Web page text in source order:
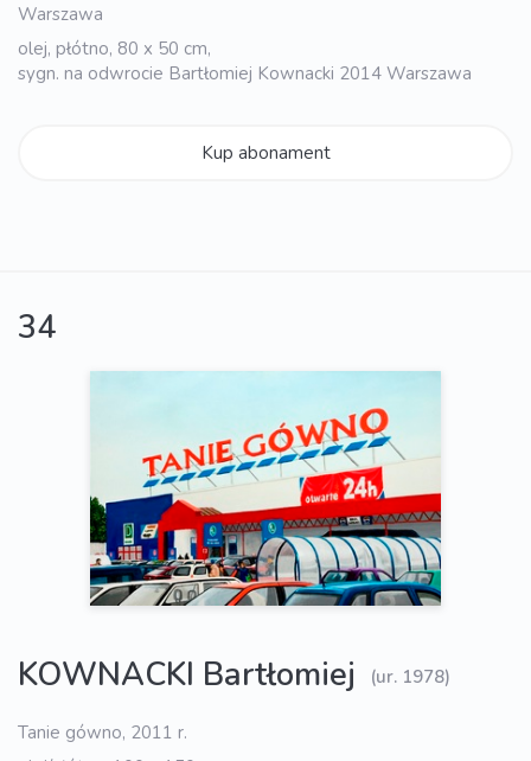
Warszawa
olej, płótno, 80 x 50 cm,
sygn. na odwrocie Bartłomiej Kownacki 2014 Warszawa
Kup abonament
34
KOWNACKI Bartłomiej (ur. 1978)
Tanie gówno, 2011 r.